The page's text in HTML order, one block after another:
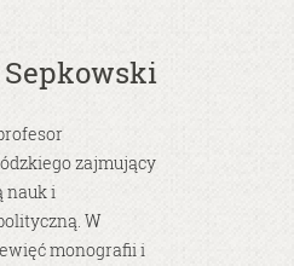
zajmujący
nauk i
W
monografii i